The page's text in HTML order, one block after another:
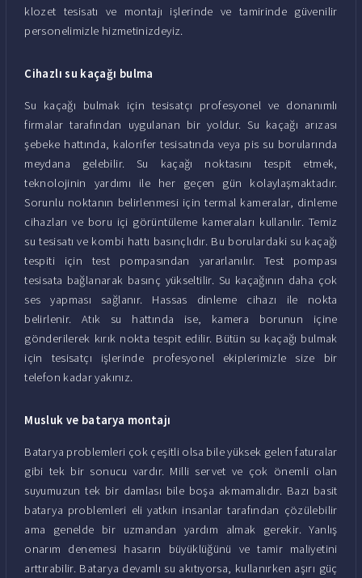
klozet tesisatı ve montajı işlerinde ve tamirinde güvenilir
personelimizle hizmetinizdeyiz.
Cihazlı su kaçağı bulma
Su kaçağı bulmak için tesisatçı profesyonel ve donanımlı
firmalar tarafından uygulanan bir yoldur. Su kaçağı arızası
şebeke hattında, kalorifer tesisatında veya pis su borularında
meydana gelebilir. Su kaçağı noktasını tespit etmek,
teknolojinin yardımı ile her geçen gün kolaylaşmaktadır.
Sorunlu noktanın belirlenmesi için termal kameralar, dinleme
cihazları ve boru içi görüntüleme kameraları kullanılır. Temiz
su tesisatı ve kombi hattı basınçlıdır. Bu borulardaki su kaçağı
tespiti için test pompasından yararlanılır. Test pompası
tesisata bağlanarak basınç yükseltilir. Su kaçağının daha çok
ses yapması sağlanır. Hassas dinleme cihazı ile nokta
belirlenir. Atık su hattında ise, kamera borunun içine
gönderilerek kırık nokta tespit edilir. Bütün su kaçağı bulmak
için tesisatçı işlerinde profesyonel ekiplerimizle size bir
telefon kadar yakınız.
Musluk ve batarya montajı
Batarya problemleri çok çeşitli olsa bile yüksek gelen faturalar
gibi tek bir sonucu vardır. Milli servet ve çok önemli olan
suyumuzun tek bir damlası bile boşa akmamalıdır. Bazı basit
batarya problemleri eli yatkın insanlar tarafından çözülebilir
ama genelde bir uzmandan yardım almak gerekir. Yanlış
onarım denemesi hasarın büyüklüğünü ve tamir maliyetini
arttırabilir. Batarya devamlı su akıtıyorsa, kullanırken aşırı güç